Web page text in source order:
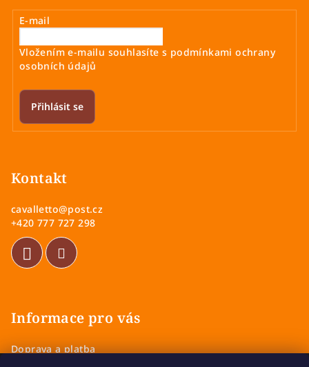
E-mail
Vložením e-mailu souhlasíte s podmínkami ochrany
osobních údajů
Přihlásit se
Kontakt
cavalletto@post.cz
+420 777 727 298
Informace pro vás
Doprava a platba